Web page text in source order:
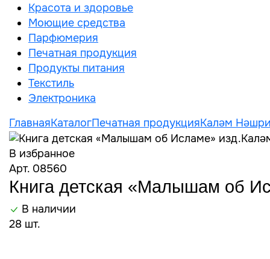
Красота и здоровье
Моющие средства
Парфюмерия
Печатная продукция
Продукты питания
Текстиль
Электроника
ГлавнаяКаталогПечатная продукцияКаләм
В избранное
Арт. 08560
Книга детская «Малышам об
В наличии
28 шт.